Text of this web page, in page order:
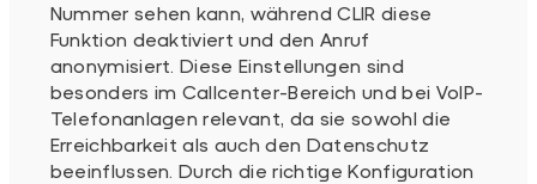
Nummer sehen kann, während CLIR diese
Funktion deaktiviert und den Anruf
anonymisiert. Diese Einstellungen sind
besonders im Callcenter-Bereich und bei VoIP-
Telefonanlagen relevant, da sie sowohl die
Erreichbarkeit als auch den Datenschutz
beeinflussen. Durch die richtige Konfiguration